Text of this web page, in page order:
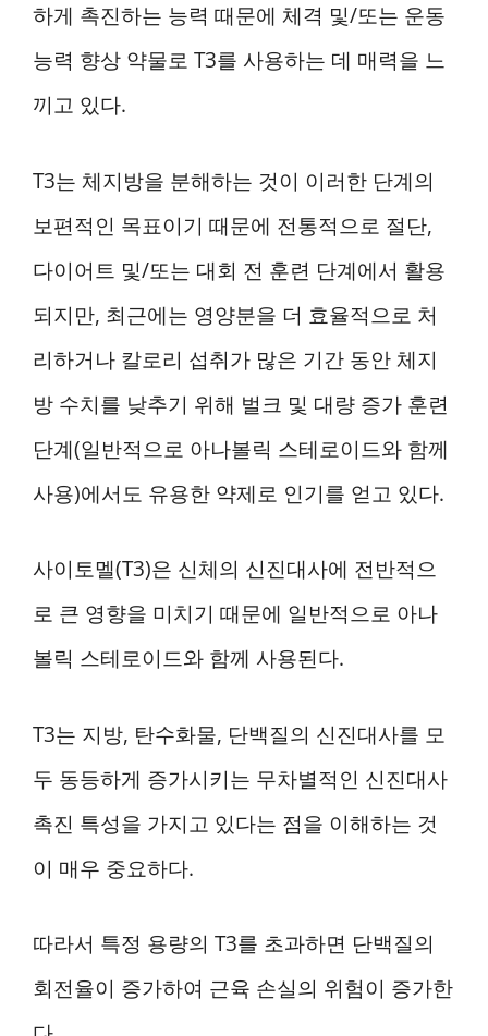
하게 촉진하는 능력 때문에 체격 및/또는 운동
능력 향상 약물로 T3를 사용하는 데 매력을 느
끼고 있다.
T3는 체지방을 분해하는 것이 이러한 단계의
보편적인 목표이기 때문에 전통적으로 절단,
다이어트 및/또는 대회 전 훈련 단계에서 활용
되지만, 최근에는 영양분을 더 효율적으로 처
리하거나 칼로리 섭취가 많은 기간 동안 체지
방 수치를 낮추기 위해 벌크 및 대량 증가 훈련
단계(일반적으로 아나볼릭 스테로이드와 함께
사용)에서도 유용한 약제로 인기를 얻고 있다.
사이토멜(T3)은 신체의 신진대사에 전반적으
로 큰 영향을 미치기 때문에 일반적으로 아나
볼릭 스테로이드와 함께 사용된다.
T3는 지방, 탄수화물, 단백질의 신진대사를 모
두 동등하게 증가시키는 무차별적인 신진대사
촉진 특성을 가지고 있다는 점을 이해하는 것
이 매우 중요하다.
따라서 특정 용량의 T3를 초과하면 단백질의
회전율이 증가하여 근육 손실의 위험이 증가한